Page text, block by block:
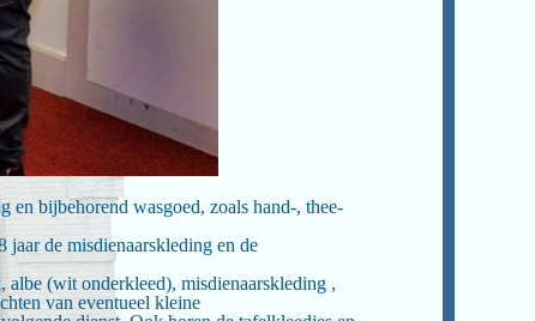
bijbehorend wasgoed, zoals hand-, thee-
de misdienaarskleding en de
(wit onderkleed), misdienaarskleding ,
van eventueel kleine